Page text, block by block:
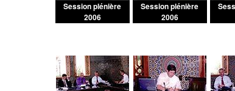
Session plénière
2006
Session plénière
2006